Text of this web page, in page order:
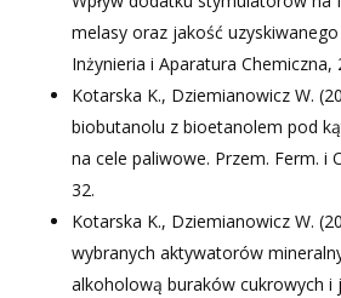
melasy oraz jakość
Inżynieria i Aparatura Chemiczna,
Kotarska K., Dziemianowicz W.
biobutanolu z bioetanolem pod
na cele paliwowe. Przem. Ferm. i
32.
Kotarska K., Dziemianowicz W.
wybranych aktywatorów
alkoholową buraków cukrowych i